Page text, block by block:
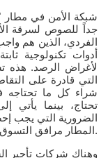
شبكة الأمن في مطار
جداً للصوص لسرقة
الفردي، الذين هم
أدوات تكنولوجية
لأغراض الرصد. هذه
التي قادرة على
شراء كل ما تحتاجه
تحتاج، بينما يأتي
الضرورية التي يجب
المطار مرافق التسوق.
وهناك شركات تأجير